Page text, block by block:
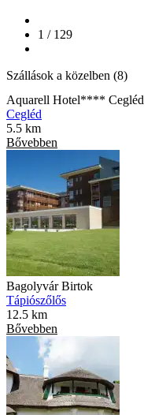
1 / 129
Szállások a közelben (8)
Aquarell Hotel**** Cegléd
Cegléd
5.5 km
Bővebben
Bagolyvár Birtok
Tápiószőlős
12.5 km
Bővebben